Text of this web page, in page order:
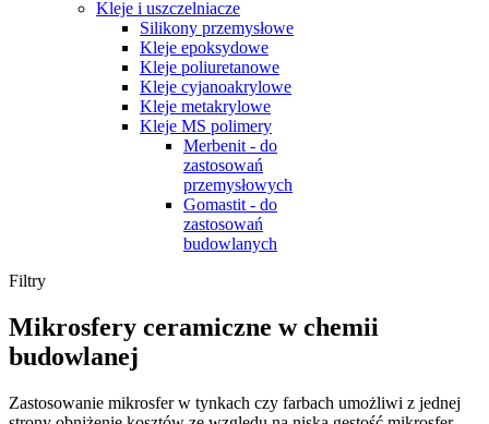
Kleje i uszczelniacze
Silikony przemysłowe
Kleje epoksydowe
Kleje poliuretanowe
Kleje cyjanoakrylowe
Kleje metakrylowe
Kleje MS polimery
Merbenit - do
zastosowań
przemysłowych
Gomastit - do
zastosowań
budowlanych
Filtry
Mikrosfery ceramiczne w chemii
budowlanej
Zastosowanie mikrosfer w tynkach czy farbach umożliwi z jednej